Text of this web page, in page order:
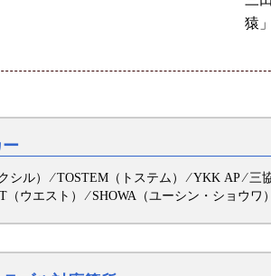
猿
ル） ⁄ TOSTEM（トステム） ⁄ YKK AP ⁄ 三
（ウエスト） ⁄ SHOWA（ユーシン・ショウワ